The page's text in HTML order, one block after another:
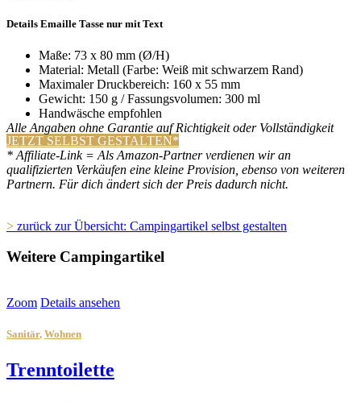
Details Emaille Tasse nur mit Text
Maße: 73 x 80 mm (Ø/H)
Material: Metall (Farbe: Weiß mit schwarzem Rand)
Maximaler Druckbereich: 160 x 55 mm
Gewicht: 150 g / Fassungsvolumen: 300 ml
Handwäsche empfohlen
JETZT SELBST GESTALTEN*
Alle Angaben ohne Garantie auf Richtigkeit oder Vollständigkeit
* Affiliate-Link = Als Amazon-Partner verdienen wir an
qualifizierten Verkäufen eine kleine Provision, ebenso von weiteren
Partnern. Für dich ändert sich der Preis dadurch nicht.
> zurück zur Übersicht: Campingartikel selbst gestalten
Weitere Campingartikel
Zoom Details ansehen
Sanitär, Wohnen
Trenntoilette